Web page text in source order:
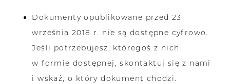
Dokumenty opublikowane przed 23
września 2018 r. nie są dostępne cyfrowo.
Jeśli potrzebujesz, któregoś z nich
w formie dostępnej, skontaktuj się z nami
i wskaż, o który dokument chodzi.